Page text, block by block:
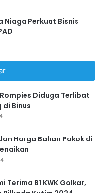
Niaga Perkuat Bisnis
Diduga Terlibat
di Binus
Harga Bahan Pokok di
Terima B1 KWK Golkar,